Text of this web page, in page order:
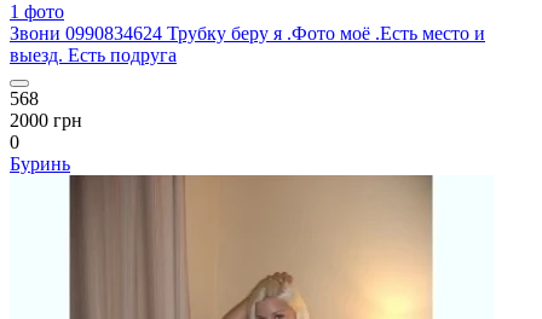
1 фото
Звони 0990834624 Трубку беру я .Фото моё .Есть место и
выезд. Есть подруга
568
2000 грн
0
Буринь